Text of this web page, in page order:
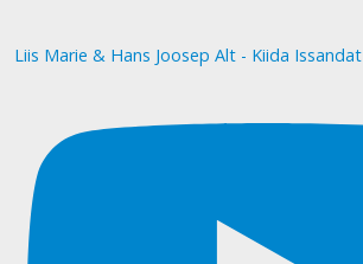
Liis Marie & Hans Joosep Alt - Kiida Issandat